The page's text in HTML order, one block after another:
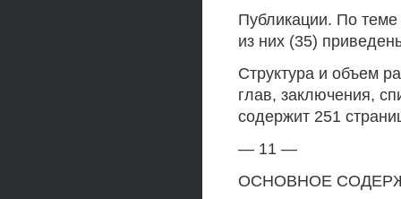
Публикации. По теме
из них (35)
Структура и объем
глав, заключения,
содержит 251
— 11 —
ОСНОВНОЕ